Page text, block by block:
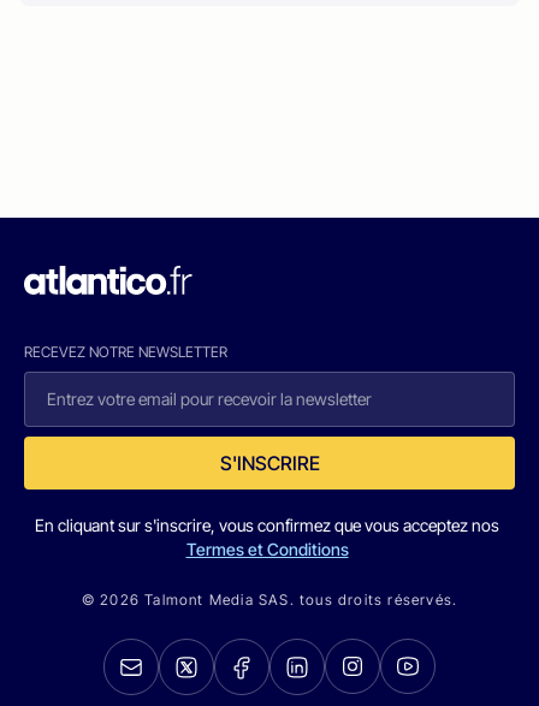
RECEVEZ NOTRE NEWSLETTER
S'INSCRIRE
En cliquant sur s'inscrire, vous confirmez que vous acceptez nos
Termes et Conditions
© 2026 Talmont Media SAS. tous droits réservés.